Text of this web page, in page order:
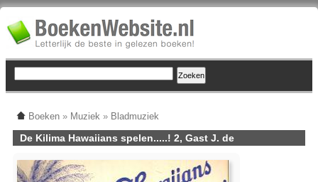
Boeken » Muziek » Bladmuziek
De Kilima Hawaiians spelen.....! 2, Gast J. de